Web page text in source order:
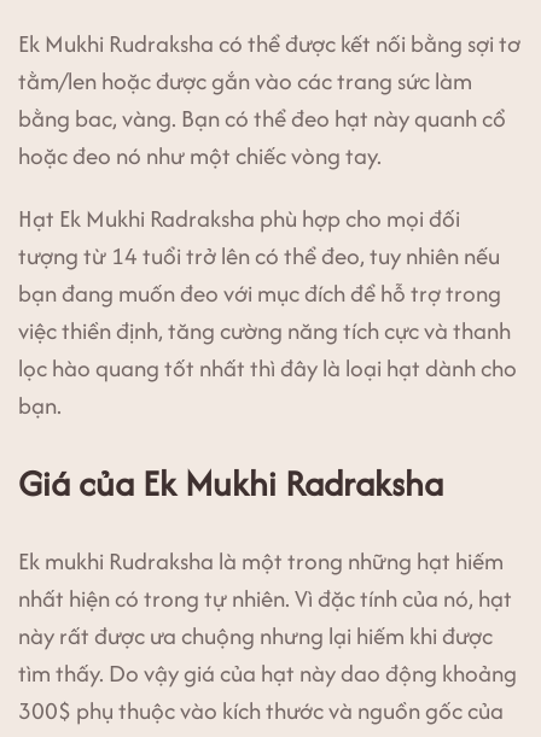
Ek Mukhi Rudraksha có thể được kết nối bằng sợi tơ
tằm/len hoặc được gắn vào các trang sức làm
bằng bac, vàng. Bạn có thể đeo hạt này quanh cổ
hoặc đeo nó như một chiếc vòng tay.
Hạt Ek Mukhi Radraksha phù hợp cho mọi đối
tượng từ 14 tuổi trở lên có thể đeo, tuy nhiên nếu
bạn đang muốn đeo với mục đích để hỗ trợ trong
việc thiền định, tăng cường năng tích cực và thanh
lọc hào quang tốt nhất thì đây là loại hạt dành cho
bạn.
Giá của Ek Mukhi Radraksha
Ek mukhi Rudraksha là một trong những hạt hiếm
nhất hiện có trong tự nhiên. Vì đặc tính của nó, hạt
này rất được ưa chuộng nhưng lại hiếm khi được
tìm thấy. Do vậy giá của hạt này dao động khoảng
300$ phụ thuộc vào kích thước và nguồn gốc của